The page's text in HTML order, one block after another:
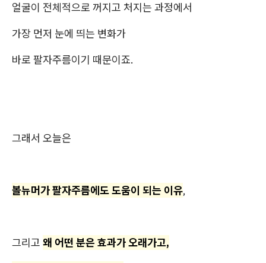
얼굴이 전체적으로 꺼지고 처지는 과정에서
가장 먼저 눈에 띄는 변화가
바로 팔자주름이기 때문이죠.
그래서 오늘은
볼뉴머가 팔자주름에도 도움이 되는 이유,
그리고 왜 어떤 분은 효과가 오래가고,